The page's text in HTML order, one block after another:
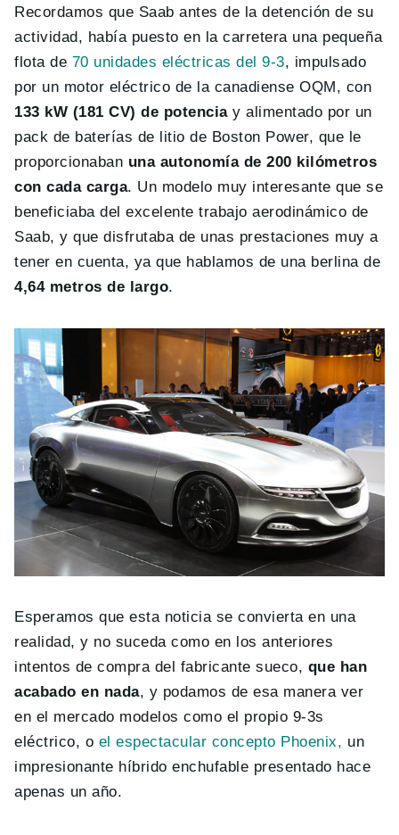
Recordamos que Saab antes de la detención de su
actividad, había puesto en la carretera una pequeña
flota de 70 unidades eléctricas del 9-3, impulsado
por un motor eléctrico de la canadiense OQM, con
133 kW (181 CV) de potenciay alimentado por un
pack de baterías de litio de Boston Power, que le
proporcionaban una autonomía de 200 kilómetros
con cada carga. Un modelo muy interesante que se
beneficiaba del excelente trabajo aerodinámico de
Saab, y que disfrutaba de unas prestaciones muy a
tener en cuenta, ya que hablamos de una berlina de
4,64 metros de largo.
Esperamos que esta noticia se convierta en una
realidad, y no suceda como en los anteriores
intentos de compra del fabricante sueco, que han
acabado en nada, y podamos de esa manera ver
en el mercado modelos como el propio 9-3s
eléctrico, o el espectacular concepto Phoenix, un
impresionante híbrido enchufable presentado hace
apenas un año.